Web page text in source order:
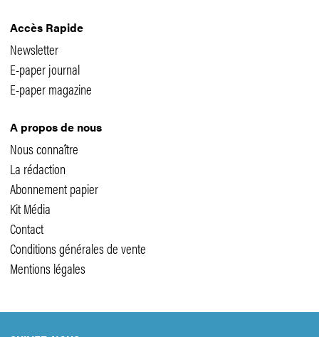
Accès Rapide
Newsletter
E-paper journal
E-paper magazine
A propos de nous
Nous connaître
La rédaction
Abonnement papier
Kit Média
Contact
Conditions générales de vente
Mentions légales